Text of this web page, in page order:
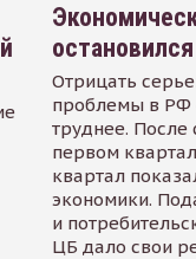
остановился
Отрицать
проблемы в РФ
труднее.
первом
квартал
экономики.
и
ЦБ дало свои